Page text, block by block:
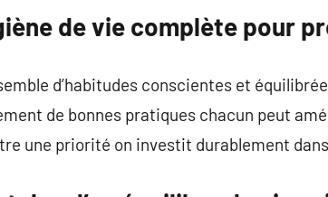
de vie complète pour
d’habitudes conscientes et
de bonnes pratiques chacun peut
une priorité on investit durablement